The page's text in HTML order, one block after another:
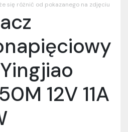
się różnić od pokazanego na zdjęciu
12V 11A